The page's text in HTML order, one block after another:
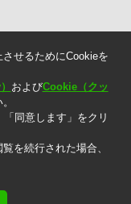
せるためにCookieを
およびCookie（クッ
同意します」をクリ
を続行された場合、
での情報です。記載内容は
い。
せん。ご注文の際には消費